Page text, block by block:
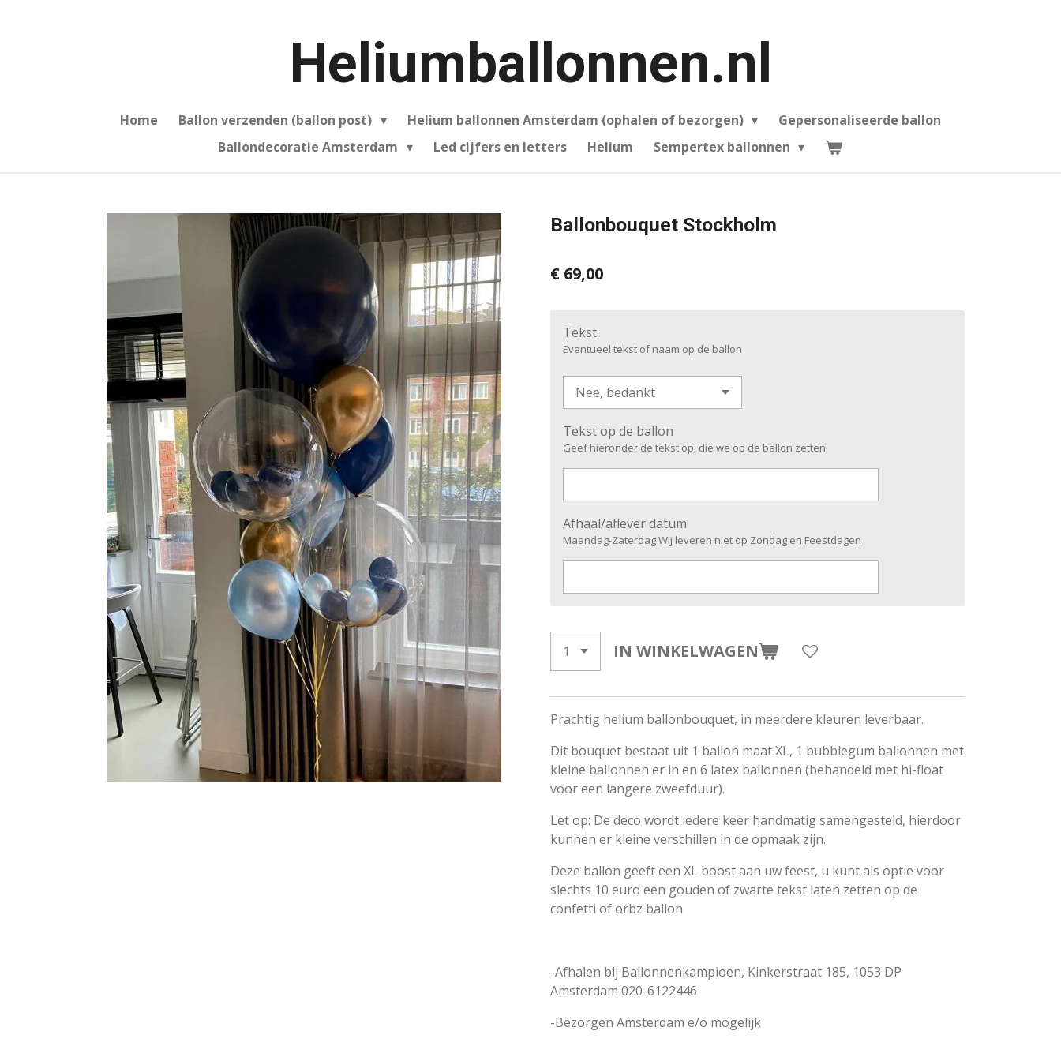
Heliumballonnen.nl
Home Ballon verzenden (ballon post) Helium ballonnen Amsterdam (ophalen of bezorgen)
Gepersonaliseerde ballon
Ballondecoratie Amsterdam
Led cijfers en letters Helium Sempertex ballonnen
Ballonbouquet Stockholm
€ 69,00
Tekst
Eventueel tekst of naam op de ballon
Tekst op de ballon
Geef hieronder de tekst op, die we op de ballon zetten.
Afhaal/aflever datum
Maandag-Zaterdag Wij leveren niet op Zondag en Feestdagen
IN WINKELWAGEN
Prachtig helium ballonbouquet, in meerdere kleuren leverbaar.
Dit bouquet bestaat uit 1 ballon maat XL, 1 bubblegum ballonnen met
kleine ballonnen er in en 6 latex ballonnen (behandeld met hi-float
voor een langere zweefduur).
Let op: De deco wordt iedere keer handmatig samengesteld, hierdoor
kunnen er kleine verschillen in de opmaak zijn.
Deze ballon geeft een XL boost aan uw feest, u kunt als optie voor
slechts 10 euro een gouden of zwarte tekst laten zetten op de
confetti of orbz ballon
-Afhalen bij Ballonnenkampioen, Kinkerstraat 185, 1053 DP
Amsterdam 020-6122446
-Bezorgen Amsterdam e/o mogelijk